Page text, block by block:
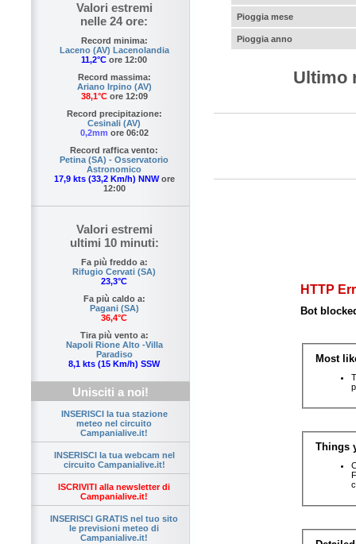
Valori estremi
nelle 24 ore:
Record minima:
Laceno (AV) Lacenolandia
11,2°C ore 12:00
Record massima:
Ariano Irpino (AV)
38,1°Core 12:09
Record precipitazione:
Cesinali (AV)
0,2mm ore 06:02
Record raffica vento:
Petina (SA) - Osservatorio
Astronomico
17,9 kts (33,2 Km/h) NNWore
12:00
Valori estremi
ultimi 10 minuti:
Fa più freddo a:
Rifugio Cervati (SA)
23,3°C
Fa più caldo a:
Pagani (SA)
36,4°C
Tira più vento a:
Napoli Rione Alto -Villa
Paradiso
8,1 kts (15 Km/h) SSW
Unisciti a noi!
INSERISCI la tua stazione
meteo nel circuito
Campanialive.it!
INSERISCI la tua webcam nel
circuito Campanialive.it!
ISCRIVITI alla newsletter di
Campanialive.it!
INSERISCI GRATIS nel tuo sito
le previsioni meteo di
Campanialive.it!
Pioggia mese
Pioggia anno
Ultimo